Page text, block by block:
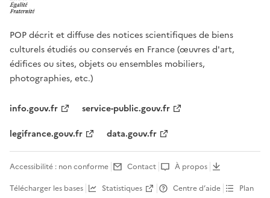
POP décrit et diffuse des notices scientifiques de biens
culturels étudiés ou conservés en France (œuvres d'art,
édifices ou sites, objets ou ensembles mobiliers,
photographies, etc.)
info.gouv.fr
service-public.gouv.fr
legifrance.gouv.fr
data.gouv.fr
Accessibilité : non conforme Contact
À propos
Télécharger les bases
Statistiques Centre d’aide Plan